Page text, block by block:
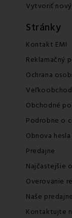
Vytvoriť
Stránky
Kontakt EMI
Reklamačný
Ochrana
Veľkoobchod
Obchodné
Podrobne o
Obnova hesla
Predajne
Najčastejšie
Overovanie
Naše predajne
Kontaktujte